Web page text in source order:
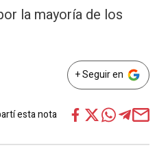
la mayoría de los
+ Seguir en
esta nota